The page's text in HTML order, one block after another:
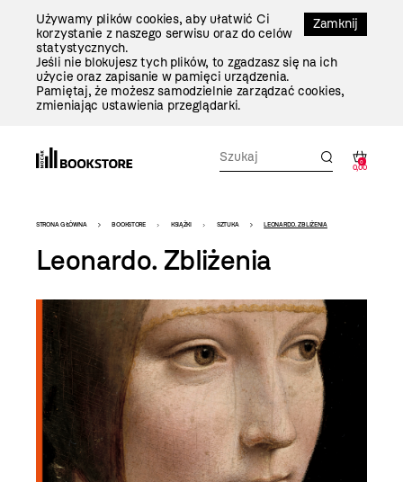
Zamknij
Używamy plików cookies, aby ułatwić Ci
korzystanie z naszego serwisu oraz do celów
statystycznych.
Jeśli nie blokujesz tych plików, to zgadzasz się na ich
użycie oraz zapisanie w pamięci urządzenia.
Pamiętaj, że możesz samodzielnie zarządzać cookies,
zmieniając ustawienia przeglądarki.
0
0,00
Bookstore
-
szablon
szczegóły
STRONA GŁÓWNA BOOKSTORE KSIĄŻKI SZTUKA LEONARDO. ZBLIŻENIA
Leonardo. Zbliżenia